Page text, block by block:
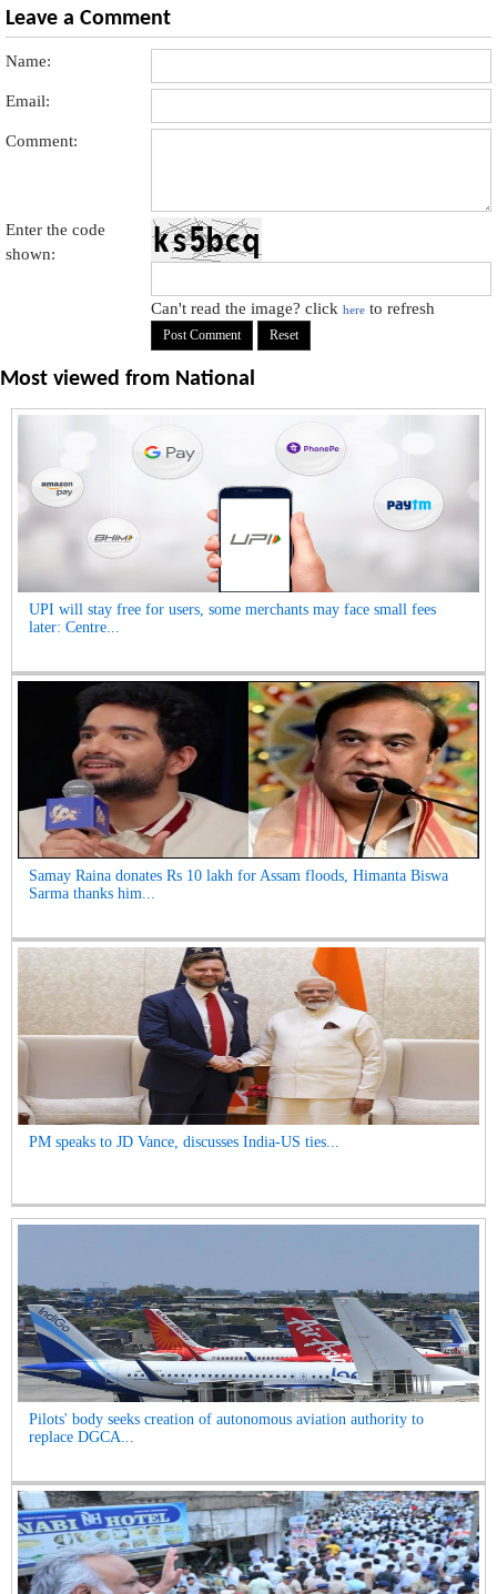
Leave a Comment
Name:
Email:
Comment:
Enter the code
shown:
Can't read the image? clickhere to refresh
Most viewed from National
UPI will stay free for users, some merchants may face small fees
later: Centre...
Samay Raina donates Rs 10 lakh for Assam floods, Himanta Biswa
Sarma thanks him...
PM speaks to JD Vance, discusses India-US ties...
Pilots' body seeks creation of autonomous aviation authority to
replace DGCA...